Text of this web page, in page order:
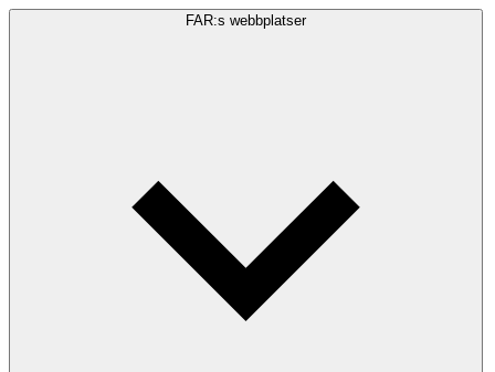
FAR:s webbplatser